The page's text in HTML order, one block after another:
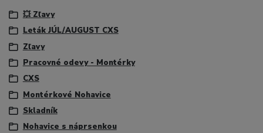
💥 Zľavy
Leták JÚL/AUGUST CXS
Zľavy
Pracovné odevy - Montérky
CXS
Montérkové Nohavice
Skladník
Nohavice s náprsenkou